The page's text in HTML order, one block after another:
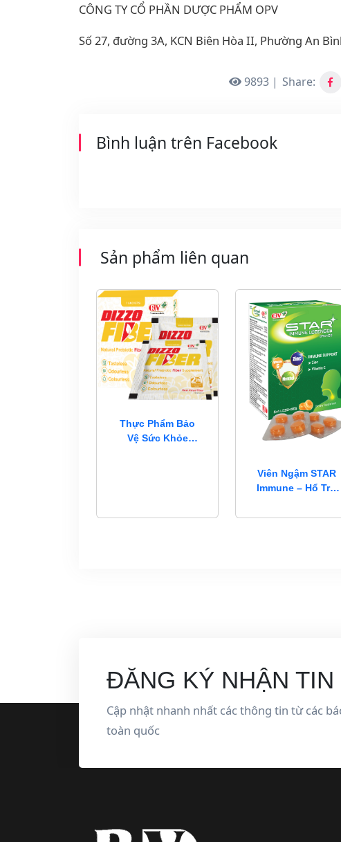
CÔNG TY CỔ PHẦN DƯỢC PHẨM OPV
Số 27, đường 3A, KCN Biên Hòa II, Phường An
9893 | Share:
Bình luận trên Facebook
Sản phẩm liên quan
Thực Phẩm Bảo
Vệ Sức Khỏe
Viên Ngậm STAR
Immune – Hổ Trợ
Bạc Hà
ĐĂNG KÝ NHẬN TIN
Cập nhật nhanh nhất các thông tin từ các
toàn quốc